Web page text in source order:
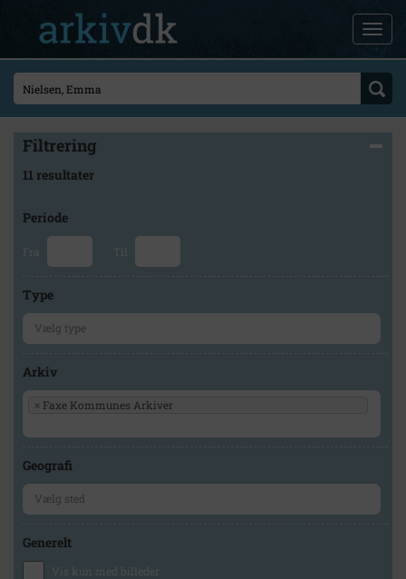
Filtrering
11 resultater
Periode
Fra Til
Type
Arkiv
× Faxe Kommunes Arkiver
Geografi
Generelt
Vis kun med billeder